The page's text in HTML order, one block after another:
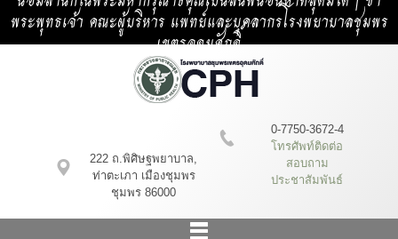
พระพุทธเจ้า คณะผู้บริหาร แพทย์และบุคลากรโรงพยาบาลชุมพร
เขตรอุดมศักดิ์
222 ถ.พิศิษฐพยาบาล,
ท่าตะเภา เมืองชุมพร
ชุมพร 86000
0-7750-3672-4
โทรศัพท์ติดต่อ
สอบถาม
ประชาสัมพันธ์